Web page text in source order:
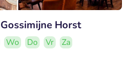
Horst
Wo Do Vr
Za